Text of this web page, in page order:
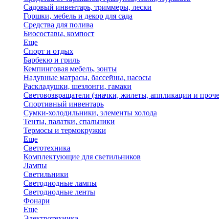
Садовый инвентарь, триммеры, лески
Горшки, мебель и декор для сада
Средства для полива
Биосоставы, компост
Еще
Спорт и отдых
Барбекю и гриль
Кемпинговая мебель, зонты
Надувные матрасы, бассейны, насосы
Раскладушки, шезлонги, гамаки
Световозвращатели (значки, жилеты, аппликации и
Спортивный инвентарь
Сумки-холодильники, элементы холода
Тенты, палатки, спальники
Термосы и термокружки
Еще
Светотехника
Комплектующие для светильников
Лампы
Светильники
Светодиодные лампы
Светодиодные ленты
Фонари
Еще